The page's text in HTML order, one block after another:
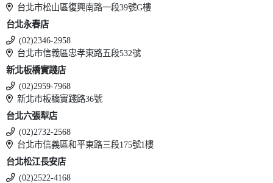
台北市松山區復興南路一段39號G樓
台北永春店
(02)2346-2958
台北市信義區忠孝東路五段532號
新北板橋實踐店
(02)2959-7968
新北市板橋實踐路36號
台北六張犁店
(02)2732-2568
台北市信義區和平東路三段175號1樓
台北松江長安店
(02)2522-4168